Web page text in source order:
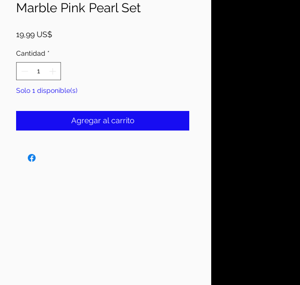
Marble Pink Pearl Set
19,99 US$Precio
Cantidad *
Solo 1 disponible(s)
Agregar al carrito